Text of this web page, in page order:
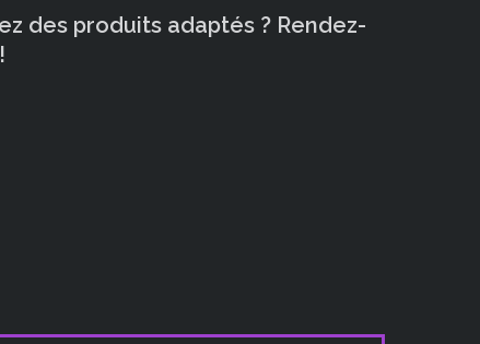
des produits adaptés ? Rendez-